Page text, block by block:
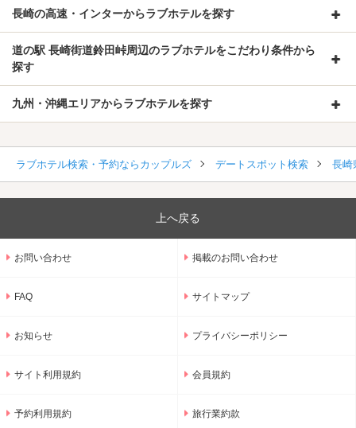
長崎の高速・インターからラブホテルを探す
道の駅 長崎街道鈴田峠周辺のラブホテルをこだわり条件から
探す
九州・沖縄エリアからラブホテルを探す
ラブホテル検索・予約ならカップルズ デートスポット検索 長崎
上へ戻る
お問い合わせ 掲載のお問い合わせ
FAQ サイトマップ
お知らせ プライバシーポリシー
サイト利用規約 会員規約
予約利用規約 旅行業約款